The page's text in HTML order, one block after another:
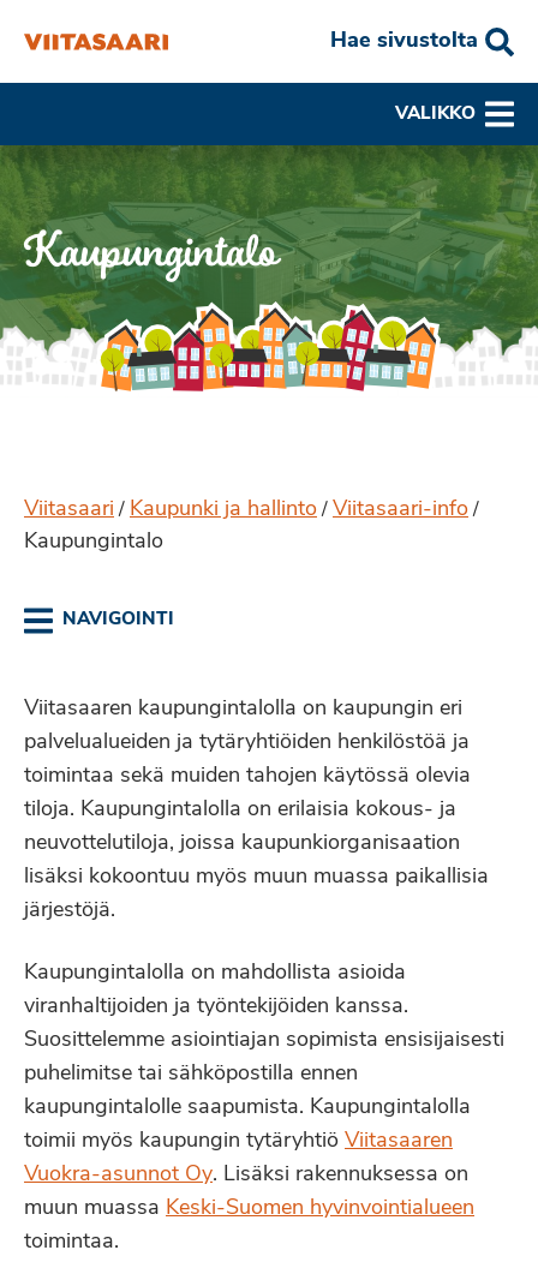
Hae sivustolta
VALIKKO
Kaupungintalo
Viitasaari / Kaupunki ja hallinto / Viitasaari-info /
Kaupungintalo
NAVIGOINTI
Viitasaaren kaupungintalolla on kaupungin eri
palvelualueiden ja tytäryhtiöiden henkilöstöä ja
toimintaa sekä muiden tahojen käytössä olevia
tiloja. Kaupungintalolla on erilaisia kokous- ja
neuvottelutiloja, joissa kaupunkiorganisaation
lisäksi kokoontuu myös muun muassa paikallisia
järjestöjä.
Kaupungintalolla on mahdollista asioida
viranhaltijoiden ja työntekijöiden kanssa.
Suosittelemme asiointiajan sopimista ensisijaisesti
puhelimitse tai sähköpostilla ennen
kaupungintalolle saapumista. Kaupungintalolla
toimii myös kaupungin tytäryhtiö Viitasaaren
Vuokra-asunnot Oy. Lisäksi rakennuksessa on
muun muassa Keski-Suomen hyvinvointialueen
toimintaa.